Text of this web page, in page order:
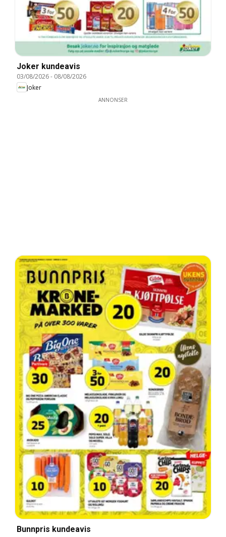
Joker kundeavis
03/08/2026- 08/08/2026
Joker
ANNONSER
Bunnpris kundeavis